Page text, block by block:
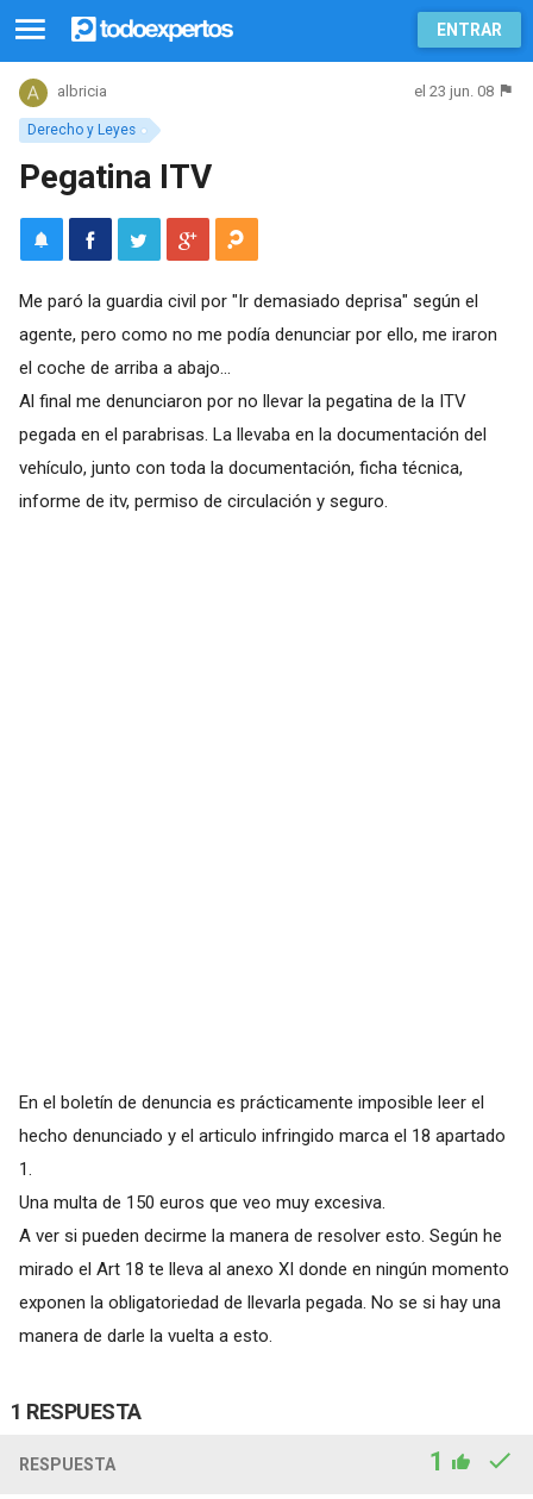
ENTRAR
Derecho y Leyes
albricia el 23 jun. 08
Pegatina ITV
Me paró la guardia civil por "Ir demasiado deprisa" según el
agente, pero como no me podía denunciar por ello, me iraron
el coche de arriba a abajo...
Al final me denunciaron por no llevar la pegatina de la ITV
pegada en el parabrisas. La llevaba en la documentación del
vehículo, junto con toda la documentación, ficha técnica,
informe de itv, permiso de circulación y seguro.
En el boletín de denuncia es prácticamente imposible leer el
hecho denunciado y el articulo infringido marca el 18 apartado
1.
Una multa de 150 euros que veo muy excesiva.
A ver si pueden decirme la manera de resolver esto. Según he
mirado el Art 18 te lleva al anexo XI donde en ningún momento
exponen la obligatoriedad de llevarla pegada. No se si hay una
manera de darle la vuelta a esto.
1 RESPUESTA
RESPUESTA 1